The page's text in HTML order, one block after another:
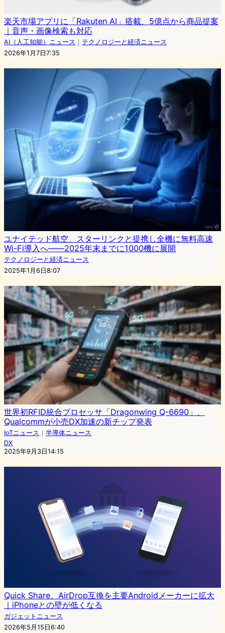
楽天市場アプリに「Rakuten AI」搭載、5億点から商品提案
｜音声・画像検索も対応
AI（人工知能）ニュース ｜ テクノロジーと経済ニュース
2026年1月7日7:35
ユナイテッド航空、スターリンクと提携し全機に無料高速
Wi-Fi導入へ――2025年末までに1000機に展開
テクノロジーと経済ニュース
2025年1月6日8:07
世界初RFID統合プロセッサ「Dragonwing Q-6690」、
Qualcommが小売DX加速の新チップ発表
IoTニュース ｜ 半導体ニュース
DX
2025年9月3日14:15
Quick Share、AirDrop互換を主要Androidメーカーに拡大
｜iPhoneとの壁が低くなる
ガジェットニュース
2026年5月15日6:40